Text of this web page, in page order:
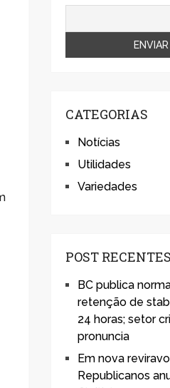
CATEGORIAS
Notícias
Utilidades
Variedades
POST RECENTES
BC publica
retenção de
24 horas; setor
pronuncia
Em nova
Republicanos